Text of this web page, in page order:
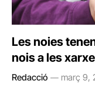
Les noies
nois a les
Redacció març 9,